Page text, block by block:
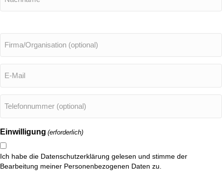
(optional)
Mail
(optional)
Einwilligung (erforderlich)
Ich habe die Datenschutzerklärung gelesen und stimme der
Bearbeitung meiner Personenbezogenen Daten zu.